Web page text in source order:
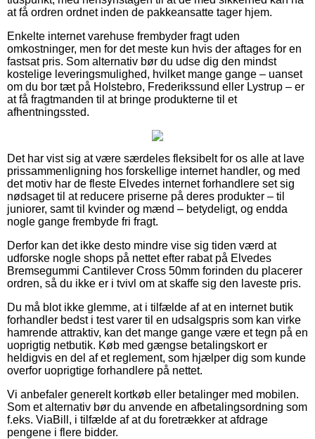
at få ordren ordnet inden de pakkeansatte tager hjem.
Enkelte internet varehuse frembyder fragt uden
omkostninger, men for det meste kun hvis der aftages for en
fastsat pris. Som alternativ bør du udse dig den mindst
kostelige leveringsmulighed, hvilket mange gange – uanset
om du bor tæt på Holstebro, Frederikssund eller Lystrup – er
at få fragtmanden til at bringe produkterne til et
afhentningssted.
Det har vist sig at være særdeles fleksibelt for os alle at lave
prissammenligning hos forskellige internet handler, og med
det motiv har de fleste Elvedes internet forhandlere set sig
nødsaget til at reducere priserne på deres produkter – til
juniorer, samt til kvinder og mænd – betydeligt, og endda
nogle gange frembyde fri fragt.
Derfor kan det ikke desto mindre vise sig tiden værd at
udforske nogle shops på nettet efter rabat på Elvedes
Bremsegummi Cantilever Cross 50mm forinden du placerer
ordren, så du ikke er i tvivl om at skaffe sig den laveste pris.
Du må blot ikke glemme, at i tilfælde af at en internet butik
forhandler bedst i test varer til en udsalgspris som kan virke
hamrende attraktiv, kan det mange gange være et tegn på en
uoprigtig netbutik. Køb med gængse betalingskort er
heldigvis en del af et reglement, som hjælper dig som kunde
overfor uoprigtige forhandlere på nettet.
Vi anbefaler generelt kortkøb eller betalinger med mobilen.
Som et alternativ bør du anvende en afbetalingsordning som
f.eks. ViaBill, i tilfælde af at du foretrækker at afdrage
pengene i flere bidder.